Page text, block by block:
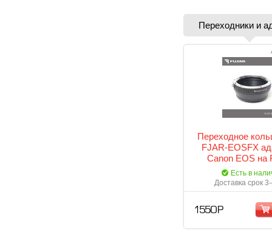
Переходники и
Переходное
FJAR-EOSFX
Canon EOS на
Есть в
Доставка срок
1 550 Р